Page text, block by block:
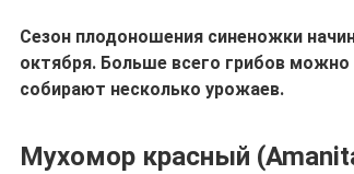
Сезон плодоношения синеножки
октября. Больше всего грибов
собирают несколько урожаев.
Мухомор красный